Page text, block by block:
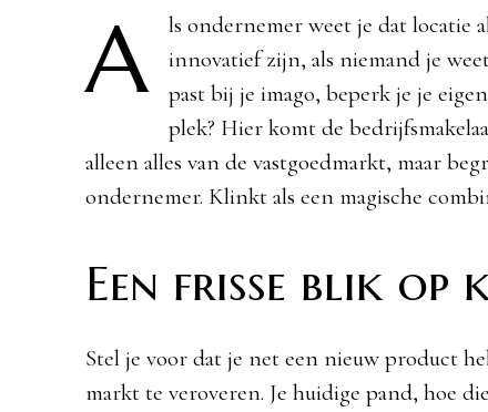
A
ls ondernemer weet je dat locatie
innovatief zijn, als niemand je
past bij je imago, beperk je je
plek? Hier komt de
alleen alles van de vastgoedmarkt, maar
ondernemer. Klinkt als een magische
Een frisse blik op
Stel je voor dat je net een nieuw product
markt te veroveren. Je huidige pand, hoe